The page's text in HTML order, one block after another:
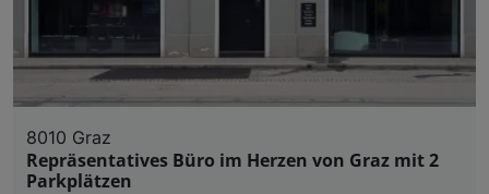
8010 Graz
Repräsentatives Büro im Herzen von Graz mit 2
Parkplätzen